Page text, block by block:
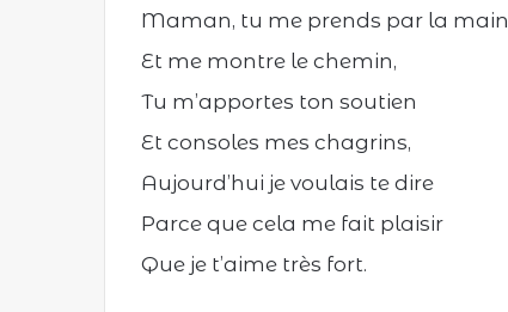
Maman, tu me prends par la main
Et me montre le chemin,
Tu m’apportes ton soutien
Et consoles mes chagrins,
Aujourd’hui je voulais te dire
Parce que cela me fait plaisir
Que je t’aime très fort.